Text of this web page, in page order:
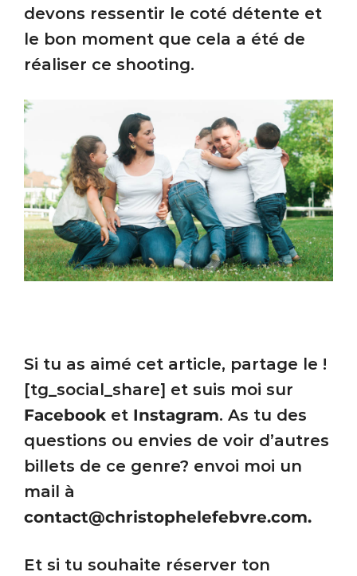
devons ressentir le coté détente et
le bon moment que cela a été de
réaliser ce shooting.
Si tu as aimé cet article, partage le !
[tg_social_share] et suis moi sur
Facebook et Instagram. As tu des
questions ou envies de voir d’autres
billets de ce genre? envoi moi un
mail à
contact@christophelefebvre.com.
Et si tu souhaite réserver ton